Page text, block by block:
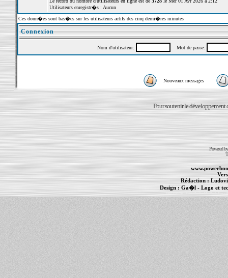
Utilisateurs enregistr�s : Aucun
Ces donn�es sont bas�es sur les utilisateurs actifs des cinq derni�res minutes
Connexion
Nom d'utilisateur: Mot de passe:
Nouveaux messages
Pour soutenir le développement
Powered
Rédaction :
Design : Ga�l- Logo et